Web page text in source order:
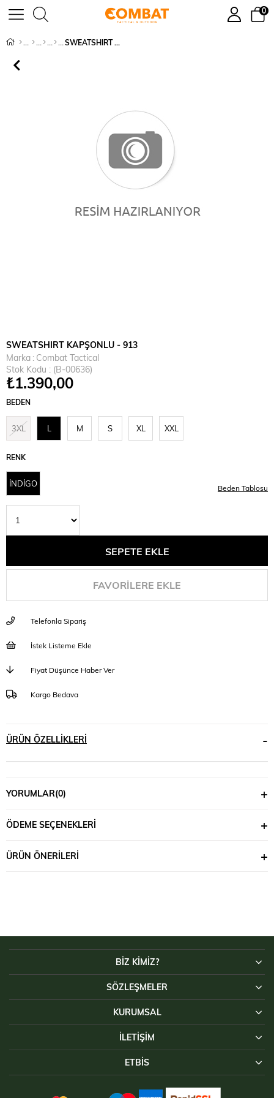
0
SWEATSHIRT KAPŞONLU - 913
SWEATSHIRT KAPŞONLU - 913
Marka : Combat Tactical
Stok Kodu
(B-00636)
₺1.390,00
BEDEN
3XL L M S XL XXL
RENK
İNDİGO Beden Tablosu
FAVORILERE EKLE
Telefonla Sipariş
İstek Listeme Ekle
Fiyat Düşünce Haber Ver
Kargo Bedava
ÜRÜN ÖZELLIKLERI
YORUMLAR(0)
ÖDEME SEÇENEKLERI
ÜRÜN ÖNERILERI
BİZ KİMİZ?
SÖZLEŞMELER
KURUMSAL
İLETIŞIM
ETBİS